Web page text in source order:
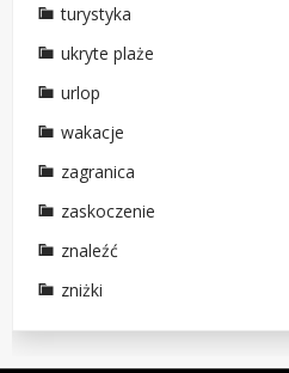
turystyka
ukryte plaże
urlop
wakacje
zagranica
zaskoczenie
znaleźć
zniżki